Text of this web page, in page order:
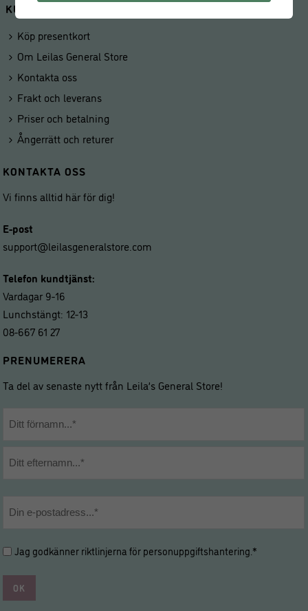
KUNDSERVICE
Köp presentkort
Om Leilas General Store
Kontakta oss
Frakt och leverans
Priser och betalning
Ångerrätt och returer
KONTAKTA OSS
Vi finns alltid här för dig!
E-post
support@leilasgeneralstore.com
Telefon kundtjänst:
Vardagar 9-16
Lunchstängt: 12-13
08-667 61 27
PRENUMERERA
Ta del av senaste nytt från Leila’s General Store!
Hantering
personuppgifter
*
Jag godkänner riktlinjerna förpersonuppgiftshantering .*